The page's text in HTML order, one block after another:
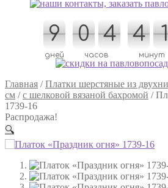
9
9
дней
0
0 4
4
часов
4
4 1
1
минут
Главная /Платки шерстяные из
см /с шелковой вязаной бахромой /
1739-16
Распродажа!
🔍